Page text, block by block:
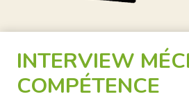
INTERVIEW
COMPÉTENCE